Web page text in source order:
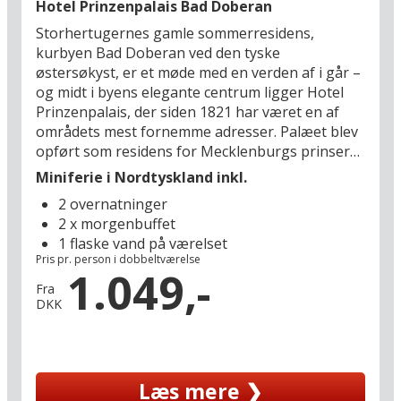
giver et levende indblik i livet for tusindvis af år
siden. I Wismar kan I kombinere byliv med leg og
læring på phanTECHNIKUM (14 km), et
oplevelsescenter med fokus på teknik og
opfindelser. Minimare Entdeckerpark (16 km)
byder på miniatureverdener og legende
opdagelser, og lidt længere væk ligger
Timmendorfer fyrtårn (36 km), som er et oplagt
mål for en udflugt med udsigt over havet og frisk
kystluft. Ferie på Alcor Feriendorf an der Ostsee
handler ikke om klassisk luksus, men om
beliggenhed, frihed og tid sammen – med plads
til både familieliv og små pauser for to.
Hotel Prinzenpalais Bad Doberan
Storhertugernes gamle sommerresidens,
kurbyen Bad Doberan ved den tyske
østersøkyst, er et møde med en verden af i går –
og midt i byens elegante centrum ligger Hotel
Prinzenpalais, der siden 1821 har været en af
områdets mest fornemme adresser. Palæet blev
opført som residens for Mecklenburgs prinser
og fremstår i dag som et nænsomt bevaret
klassicistisk hotel med originale detaljer,
generøse saloner og et stilfuldt interiør, der
fører tankerne tilbage til datidens selskabsliv.
Fra hotellet er der kun få skridt til kurparkerne
og den stemningsfulde bymidte, hvor man let
mærker historiens vingesus og den særlige
stemning, der gjorde Bad Doberan til
Også områdets kulturarv ligger i gåafstand: Den
Miniferie i Nordtyskland inkl.
2 overnatninger
2 x morgenbuffet
1 flaske vand på værelset
Pris pr. person i dobbeltværelse
Fra
DKK 1.049,-
Læs mere ❯